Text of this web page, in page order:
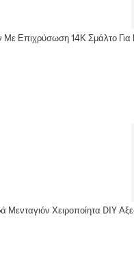
Με Επιχρύσωση 14Κ Σμάλτο Για
Χειροποίητα DIY